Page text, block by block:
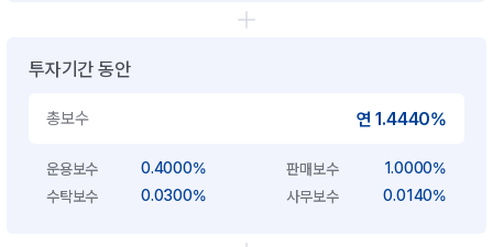
투자기간 동안
총보수 연 1.4440%
운용보수 0.4000% 판매보수
1.0000%
수탁보수
0.0300% 사무보수 0.0140%